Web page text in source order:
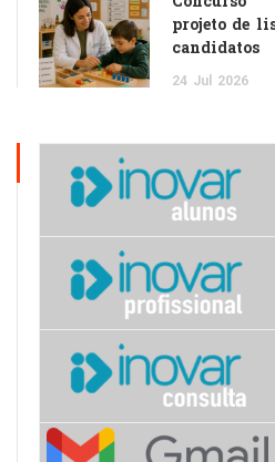
projeto de
candidatos
24 Jul 2026